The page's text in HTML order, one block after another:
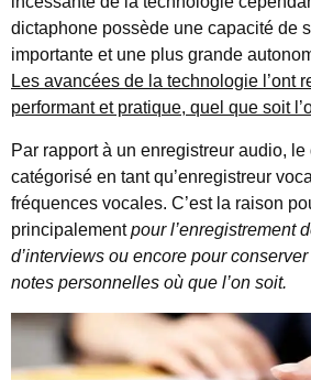
dictaphone possède une capacité de
importante et une plus grande
Les avancées de la technologie l’ont
performant et pratique, quel que soit
Par rapport à un enregistreur audio,
catégorisé en tant qu’enregistreur
fréquences vocales. C’est la raison
principalementpour l’enregistrement
d’interviews ou encore pour
notes personnelles où que l’on soit.